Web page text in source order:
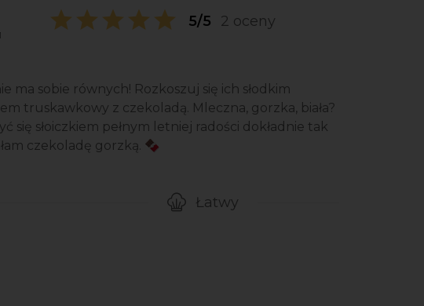
5/5 2 oceny
ma sobie równych! Rozkoszuj się ich słodkim
truskawkowy z czekoladą. Mleczna, gorzka, biała?
się słoiczkiem pełnym letniej radości dokładnie tak
czekoladę gorzką. 🍫
Łatwy